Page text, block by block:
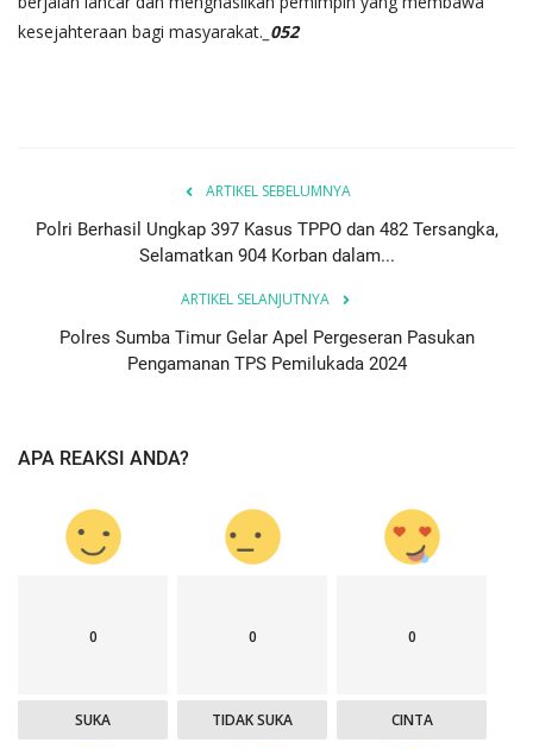
kesejahteraan bagi masyarakat. _052
ARTIKEL SEBELUMNYA
Polri Berhasil Ungkap 397 Kasus TPPO dan 482 Tersangka,
Selamatkan 904 Korban dalam...
ARTIKEL SELANJUTNYA
Polres Sumba Timur Gelar Apel Pergeseran Pasukan
Pengamanan TPS Pemilukada 2024
APA REAKSI ANDA?
0
SUKA
0
TIDAK SUKA
0
CINTA